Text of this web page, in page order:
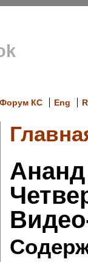
Форум КС Eng